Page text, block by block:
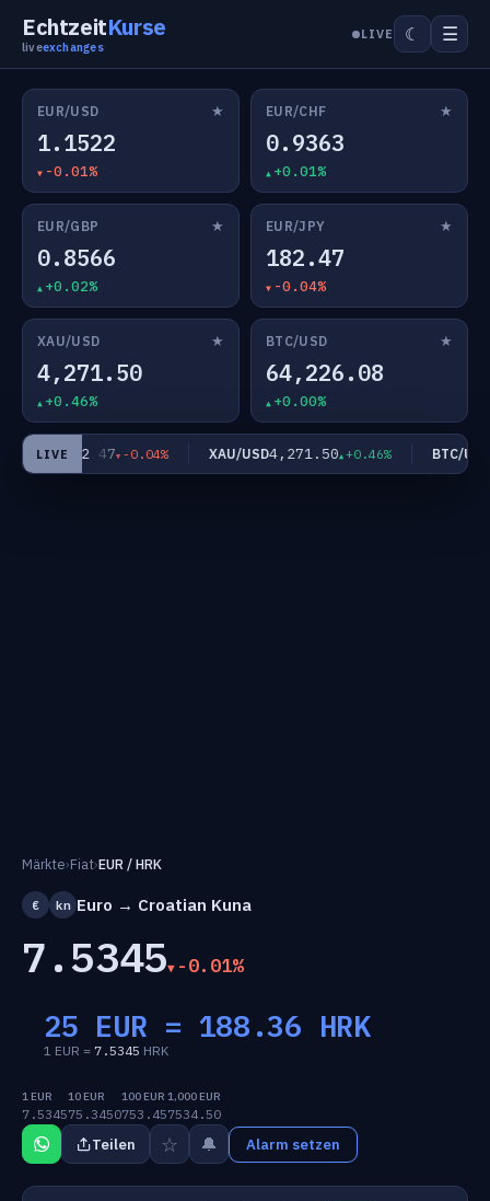
EchtzeitKurse
liveexchanges
LIVE ☾ ☰
EUR/USD ★
1.1522
-0.01%
EUR/CHF ★
0.9363
+0.01%
EUR/GBP ★
0.8566
+0.02%
EUR/JPY ★
182.47
-0.04%
XAU/USD ★
4,271.50
+0.46%
BTC/USD ★
64,226.08
+0.00%
LIVE
JPY182.47 -0.04% XAU/USD4,271.50 +0.46% BTC/USD
Märkte›Fiat›EUR / HRK
€ kn Euro → Croatian Kuna
7.5345 -0.01%
25 EUR = 188.36 HRK
1 EUR = 7.5345 HRK
1 EUR
7.5345
10 EUR
75.3450
100 EUR
753.45
1,000 EUR
7534.50
Teilen ☆ 🔔 Alarm setzen